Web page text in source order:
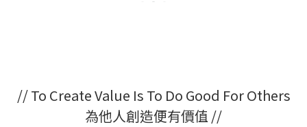
// To Create Value Is To Do Good For Others
為他人創造便有價值 //